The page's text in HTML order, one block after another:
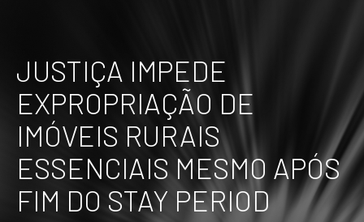
JUSTIÇA IMPEDE
EXPROPRIAÇÃO DE
IMÓVEIS RURAIS
ESSENCIAIS MESMO APÓS
FIM DO STAY PERIOD